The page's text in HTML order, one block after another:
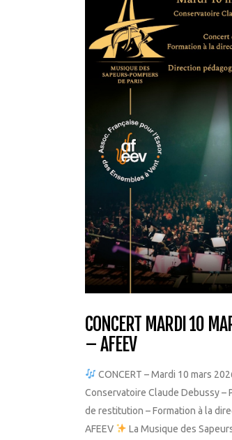
CONCERT MARDI 10
– AFEEV
CONCERT – Mardi 10 mars
Conservatoire Claude Debussy –
de restitution – Formation à la
AFEEV
La Musique des